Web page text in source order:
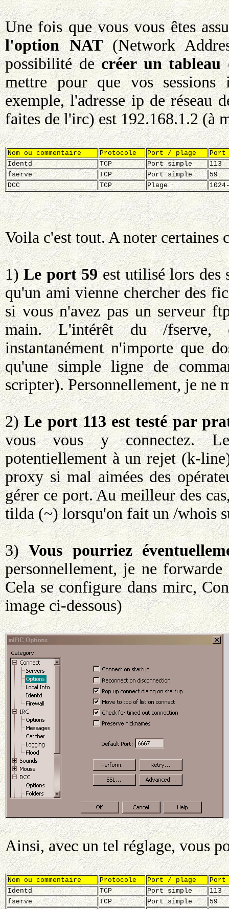
Une fois que vous vous êtes
l'option NAT(Network
possibilité decréer un tableau
mettre pour que vos sessions
exemple, l'adresse ip de réseau
faites de l'irc) est 192.168.1.2 (à
Nom ou commentaire Protocole Port / plage
Port
Identd
TCP Port simple
113
fserve
TCP Port simple
59
DCC
TCP Plage
Voila c'est tout. A noter certaines
1)Le port 59est utilisé lors des
qu'un ami vienne chercher des
si vous n'avez pas un serveur
main. L'intérêt du /fserve,
instantanément n'importe que
qu'une simple ligne de
scripter). Personnellement, je ne
2)Le port 113 est testé par
vous vous y connectez.
potentiellement à un rejet (k-
proxy si mal aimées des
gérer ce port. Au meilleur des
tilda (~) lorsqu'on fait un /whois
3)Vous pourriez
personnellement, je ne
Cela se configure dans mirc,
image ci-dessous)
Ainsi, avec un tel réglage, vous
Nom ou commentaire Protocole Port / plage
Port
Identd
TCP Port simple
113
fserve
TCP Port simple
59